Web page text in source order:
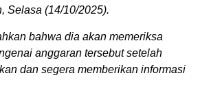
Selasa (14/10/2025).
bahwa dia akan memeriksa
anggaran tersebut setelah
dan segera memberikan informasi